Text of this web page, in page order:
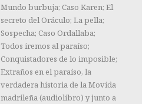
Mundo burbuja; Caso Karen; El
secreto del Oráculo; La pella;
Sospecha; Caso Ordallaba;
Todos iremos al paraíso;
Conquistadores de lo imposible;
Extraños en el paraíso, la
verdadera historia de la Movida
madrileña (audiolibro) y junto a